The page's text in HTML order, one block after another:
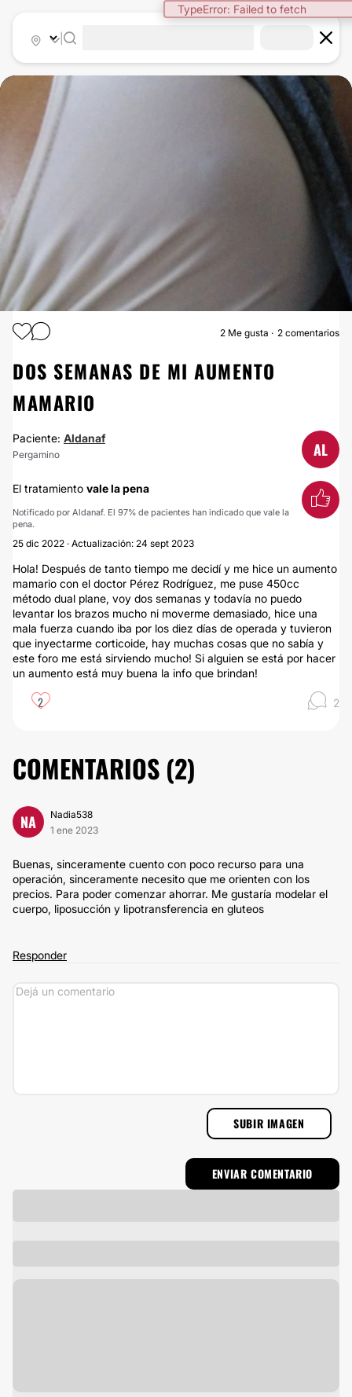
TypeError: Failed to fetch
AUMENTO MAMAS
2 Me gusta 2 comentarios
DOS SEMANAS DE MI AUMENTO
MAMARIO
Paciente: Aldanaf
Pergamino AL
El tratamiento vale la pena
Notificado por Aldanaf. El 97% de pacientes han indicado que vale la
pena.
25 dic 2022 · Actualización: 24 sept 2023
Hola! Después de tanto tiempo me decidí y me hice un aumento
mamario con el doctor Pérez Rodríguez, me puse 450cc
método dual plane, voy dos semanas y todavía no puedo
levantar los brazos mucho ni moverme demasiado, hice una
mala fuerza cuando iba por los diez días de operada y tuvieron
que inyectarme corticoide, hay muchas cosas que no sabía y
este foro me está sirviendo mucho! Si alguien se está por hacer
un aumento está muy buena la info que brindan!
2 2
COMENTARIOS (2)
NA
Nadia538
1 ene 2023
Buenas, sinceramente cuento con poco recurso para una
operación, sinceramente necesito que me orienten con los
precios. Para poder comenzar ahorrar. Me gustaría modelar el
cuerpo, liposucción y lipotransferencia en gluteos
Responder
SUBIR IMAGEN